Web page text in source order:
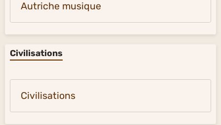
Autriche musique
Civilisations
Civilisations